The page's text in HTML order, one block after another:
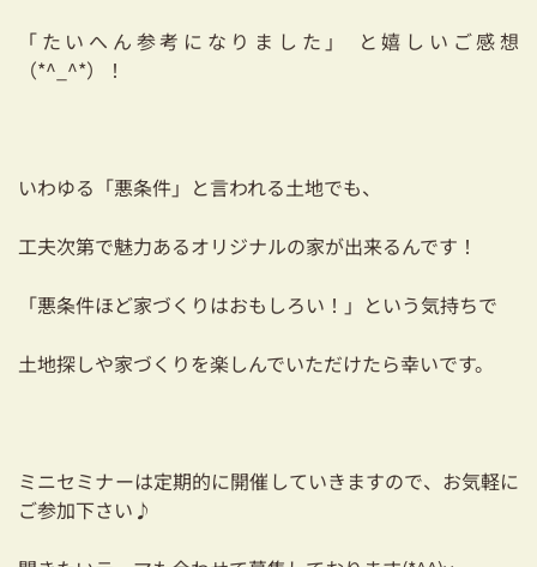
「たいへん参考になりました」 と嬉しいご感想
（*^_^*）！
いわゆる「悪条件」と言われる土地でも、
工夫次第で魅力あるオリジナルの家が出来るんです！
「悪条件ほど家づくりはおもしろい！」という気持ちで
土地探しや家づくりを楽しんでいただけたら幸いです。
ミニセミナーは定期的に開催していきますので、お気軽に
ご参加下さい♪